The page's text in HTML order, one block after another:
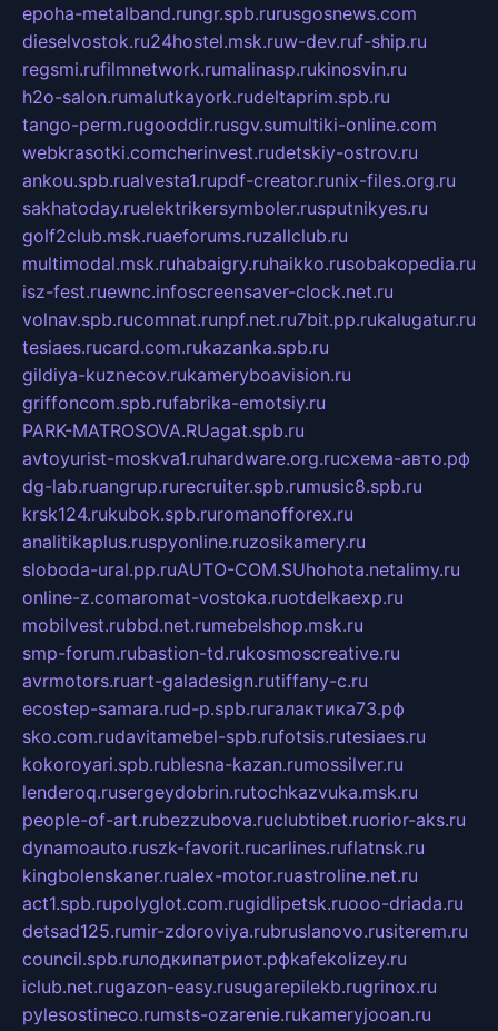
epoha-metalband.rungr.spb.rurusgosnews.com
dieselvostok.ru24hostel.msk.ruw-dev.ruf-ship.ru
regsmi.rufilmnetwork.rumalinasp.rukinosvin.ru
h2o-salon.rumalutkayork.rudeltaprim.spb.ru
tango-perm.rugooddir.rusgv.sumultiki-online.com
webkrasotki.comcherinvest.rudetskiy-ostrov.ru
ankou.spb.rualvesta1.rupdf-creator.runix-files.org.ru
sakhatoday.ruelektrikersymboler.rusputnikyes.ru
golf2club.msk.ruaeforums.ruzallclub.ru
multimodal.msk.ruhabaigry.ruhaikko.rusobakopedia.ru
isz-fest.ruewnc.infoscreensaver-clock.net.ru
volnav.spb.rucomnat.runpf.net.ru7bit.pp.rukalugatur.ru
tesiaes.rucard.com.rukazanka.spb.ru
gildiya-kuznecov.rukameryboavision.ru
griffoncom.spb.rufabrika-emotsiy.ru
PARK-MATROSOVA.RUagat.spb.ru
avtoyurist-moskva1.ruhardware.org.ruсхема-авто.рф
dg-lab.ruangrup.rurecruiter.spb.rumusic8.spb.ru
krsk124.rukubok.spb.ruromanofforex.ru
analitikaplus.ruspyonline.ruzosikamery.ru
sloboda-ural.pp.ruAUTO-COM.SUhohota.netalimy.ru
online-z.comaromat-vostoka.ruotdelkaexp.ru
mobilvest.rubbd.net.rumebelshop.msk.ru
smp-forum.rubastion-td.rukosmoscreative.ru
avrmotors.ruart-galadesign.rutiffany-c.ru
ecostep-samara.rud-p.spb.ruгалактика73.рф
sko.com.rudavitamebel-spb.rufotsis.rutesiaes.ru
kokoroyari.spb.rublesna-kazan.rumossilver.ru
lenderoq.rusergeydobrin.rutochkazvuka.msk.ru
people-of-art.rubezzubova.ruclubtibet.ruorior-aks.ru
dynamoauto.ruszk-favorit.rucarlines.ruflatnsk.ru
kingbolenskaner.rualex-motor.ruastroline.net.ru
act1.spb.rupolyglot.com.rugidlipetsk.ruooo-driada.ru
detsad125.rumir-zdoroviya.rubruslanovo.rusiterem.ru
council.spb.ruлодкипатриот.рфkafekolizey.ru
iclub.net.rugazon-easy.rusugarepilekb.rugrinox.ru
pylesostineco.rumsts-ozarenie.rukameryjooan.ru